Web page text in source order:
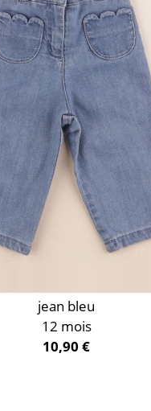
jean bleu
12 mois
10,90 €